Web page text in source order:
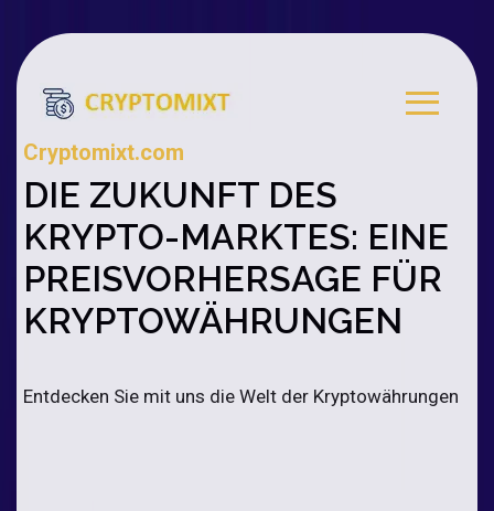
Cryptomixt.com
DIE ZUKUNFT DES
KRYPTO-MARKTES: EINE
PREISVORHERSAGE FÜR
KRYPTOWÄHRUNGEN
Entdecken Sie mit uns die Welt der Kryptowährungen